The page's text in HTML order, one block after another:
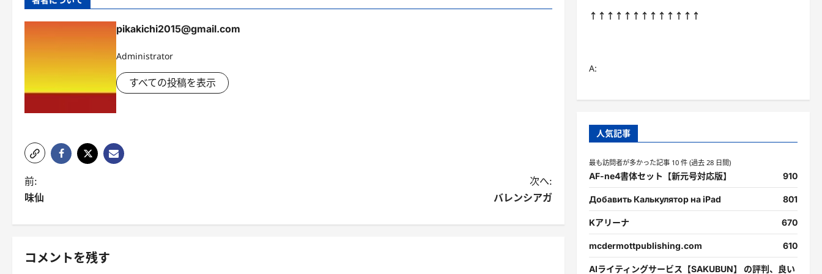
pikakichi2015@gmail.com
Administrator
すべての投稿を表示
投
稿
ナ
ビ
前:
味仙
次へ:
バレンシアガ
コメントを残す
↑↑↑↑↑↑↑↑↑↑↑↑↑
A:
人気記事
最も訪問者が多かった記事 10 件 (過去 28 日間)
AF-ne4書体セット【新元号対応版】 910
Добавить Калькулятор на iPad 801
Kアリーナ 670
mcdermottpublishing.com 610
AIライティングサービス【SAKUBUN】 の評判、良い